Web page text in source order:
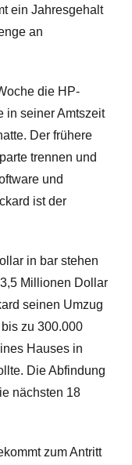
ein Jahresgehalt
an
die HP-
in seiner Amtszeit
Der frühere
trennen und
und
ist der
in bar stehen
Millionen Dollar
seinen Umzug
zu 300.000
Hauses in
Die Abfindung
nächsten 18
zum Antritt